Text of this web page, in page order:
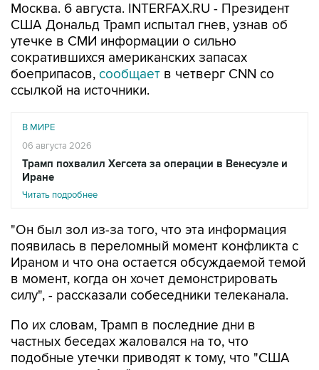
Москва. 6 августа. INTERFAX.RU - Президент
США Дональд Трамп испытал гнев, узнав об
утечке в СМИ информации о сильно
сократившихся американских запасах
боеприпасов, сообщает в четверг CNN со
ссылкой на источники.
В МИРЕ
06 августа 2026
Трамп похвалил Хегсета за операции в Венесуэле и
Иране
Читать подробнее
"Он был зол из-за того, что эта информация
появилась в переломный момент конфликта с
Ираном и что она остается обсуждаемой темой
в момент, когда он хочет демонстрировать
силу", - рассказали собеседники телеканала.
По их словам, Трамп в последние дни в
частных беседах жаловался на то, что
подобные утечки приводят к тому, что "США